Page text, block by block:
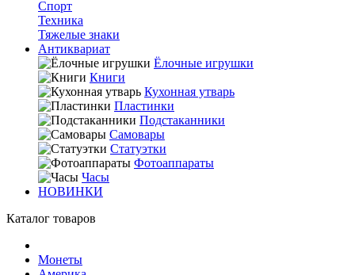
Спорт
Техника
Тяжелые знаки
Антиквариат
Ёлочные игрушки
Книги
Кухонная утварь
Пластинки
Подстаканники
Самовары
Статуэтки
Фотоаппараты
Часы
НОВИНКИ
Каталог товаров
Монеты